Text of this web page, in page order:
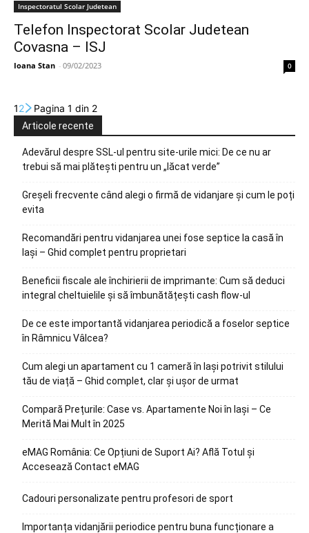
Inspectoratul Scolar Judetean
Telefon Inspectorat Scolar Judetean
Covasna – ISJ
Ioana Stan - 09/02/2023 0
12 Pagina 1 din 2
Articole recente
Adevărul despre SSL-ul pentru site-urile mici: De ce nu ar
trebui să mai plătești pentru un „lăcat verde”
Greșeli frecvente când alegi o firmă de vidanjare și cum le poți
evita
Recomandări pentru vidanjarea unei fose septice la casă în
Iași – Ghid complet pentru proprietari
Beneficii fiscale ale închirierii de imprimante: Cum să deduci
integral cheltuielile și să îmbunătățești cash flow-ul
De ce este importantă vidanjarea periodică a foselor septice
în Râmnicu Vâlcea?
Cum alegi un apartament cu 1 cameră în Iași potrivit stilului
tău de viață – Ghid complet, clar și ușor de urmat
Compară Prețurile: Case vs. Apartamente Noi în Iași – Ce
Merită Mai Mult în 2025
eMAG România: Ce Opțiuni de Suport Ai? Află Totul și
Accesează Contact eMAG
Cadouri personalizate pentru profesori de sport
Importanța vidanjării periodice pentru buna funcționare a